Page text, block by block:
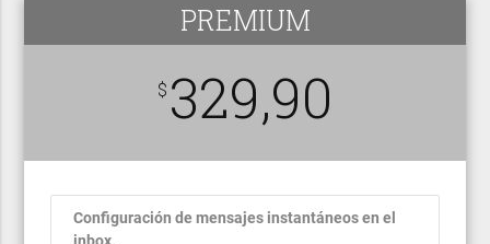
PREMIUM
$ 329,90
Configuración de mensajes instantáneos en el
inbox.